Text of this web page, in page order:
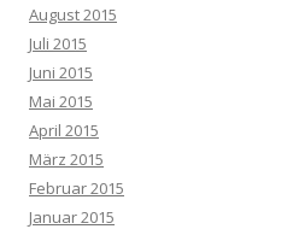
August 2015
Juli 2015
Juni 2015
Mai 2015
April 2015
März 2015
Februar 2015
Januar 2015